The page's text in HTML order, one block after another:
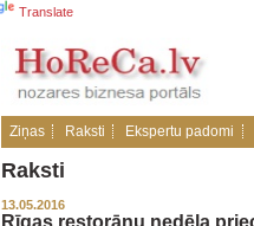
Translate
Ziņas Raksti Ekspertu padomi
Raksti
13.05.2016
Rīgas restorānu nedēļa